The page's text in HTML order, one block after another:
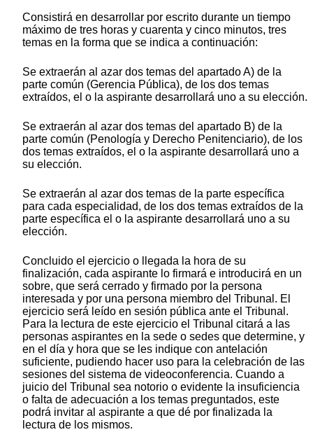
Consistirá en desarrollar por escrito durante un tiempo
máximo de tres horas y cuarenta y cinco minutos, tres
temas en la forma que se indica a continuación:
Se extraerán al azar dos temas del apartado A) de la
parte común (Gerencia Pública), de los dos temas
extraídos, el o la aspirante desarrollará uno a su elección.
Se extraerán al azar dos temas del apartado B) de la
parte común (Penología y Derecho Penitenciario), de los
dos temas extraídos, el o la aspirante desarrollará uno a
su elección.
Se extraerán al azar dos temas de la parte específica
para cada especialidad, de los dos temas extraídos de la
parte específica el o la aspirante desarrollará uno a su
elección.
Concluido el ejercicio o llegada la hora de su
finalización, cada aspirante lo firmará e introducirá en un
sobre, que será cerrado y firmado por la persona
interesada y por una persona miembro del Tribunal. El
ejercicio será leído en sesión pública ante el Tribunal.
Para la lectura de este ejercicio el Tribunal citará a las
personas aspirantes en la sede o sedes que determine, y
en el día y hora que se les indique con antelación
suficiente, pudiendo hacer uso para la celebración de las
sesiones del sistema de videoconferencia. Cuando a
juicio del Tribunal sea notorio o evidente la insuficiencia
o falta de adecuación a los temas preguntados, este
podrá invitar al aspirante a que dé por finalizada la
lectura de los mismos.